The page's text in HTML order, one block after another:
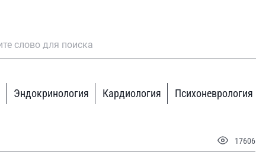
Эндокринология Кардиология Психоневрология
17606